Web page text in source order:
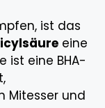
ist das
eine
ist eine BHA-
Mitesser und